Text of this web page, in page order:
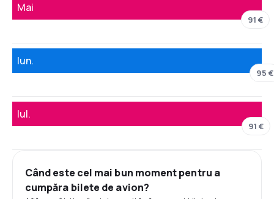
Mai
91 €
Iun.
95 €
Iul.
91 €
Când este cel mai bun moment pentru a
cumpăra bilete de avion?